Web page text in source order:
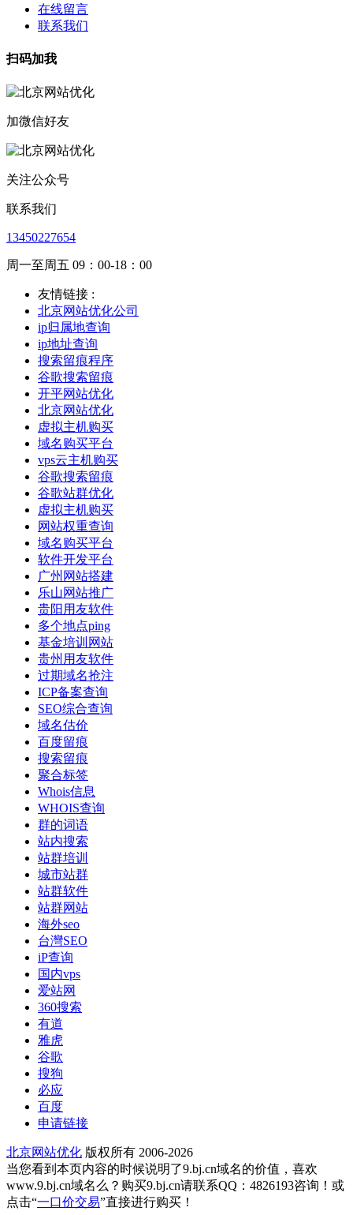
在线留言
联系我们
扫码加我
加微信好友
关注公众号
联系我们
13450227654
周一至周五 09：00-18：00
友情链接 :
北京网站优化公司
ip归属地查询
ip地址查询
搜索留痕程序
谷歌搜索留痕
开平网站优化
北京网站优化
虚拟主机购买
域名购买平台
vps云主机购买
谷歌搜索留痕
谷歌站群优化
虚拟主机购买
网站权重查询
域名购买平台
软件开发平台
广州网站搭建
乐山网站推广
贵阳用友软件
多个地点ping
基金培训网站
贵州用友软件
过期域名抢注
ICP备案查询
SEO综合查询
域名估价
百度留痕
搜索留痕
聚合标签
Whois信息
WHOIS查询
群的词语
站内搜索
站群培训
城市站群
站群软件
站群网站
海外seo
台灣SEO
iP查询
国内vps
爱站网
360搜索
有道
雅虎
谷歌
搜狗
必应
百度
申请链接
北京网站优化 版权所有 2006-2026
当您看到本页内容的时候说明了9.bj.cn域名的价值，喜欢
www.9.bj.cn域名么？购买9.bj.cn请联系QQ：4826193咨询！或
点击“一口价交易”直接进行购买！